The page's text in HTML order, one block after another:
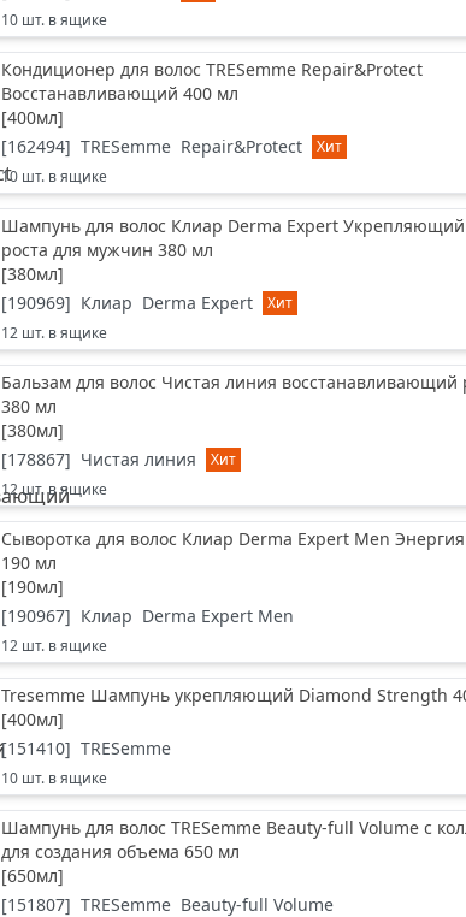
10 шт. в ящике
Кондиционер для волос TRESemme Repair&Protect
Восстанавливающий 400 мл
[400мл]
[162494] TRESemme Repair&Protect
Хит
10 шт. в ящике
Шампунь для волос Клиар Derma Expert
роста для мужчин 380 мл
[380мл]
[190969] Клиар Derma Expert
Хит
12 шт. в ящике
Бальзам для волос Чистая линия
380 мл
[380мл]
[178867] Чистая линия
Хит
12шт. в ящике
Сыворотка для волос Клиар Derma Expert Men Энергия
190 мл
[190мл]
[190967] Клиар Derma Expert Men
12 шт. в ящике
Tresemme Шампунь укрепляющий Diamond Strength
[400мл]
[151410] TRESemme
10 шт. в ящике
Шампунь для волос TRESemme Beauty-full Volume с
для создания объема 650 мл
[650мл]
[151807] TRESemme Beauty-full Volume